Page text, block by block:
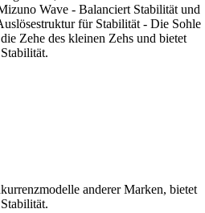
Wave - Balanciert Stabilität und
für Stabilität - Die Sohle
Zehe des kleinen Zehs und bietet
anderer Marken, bietet